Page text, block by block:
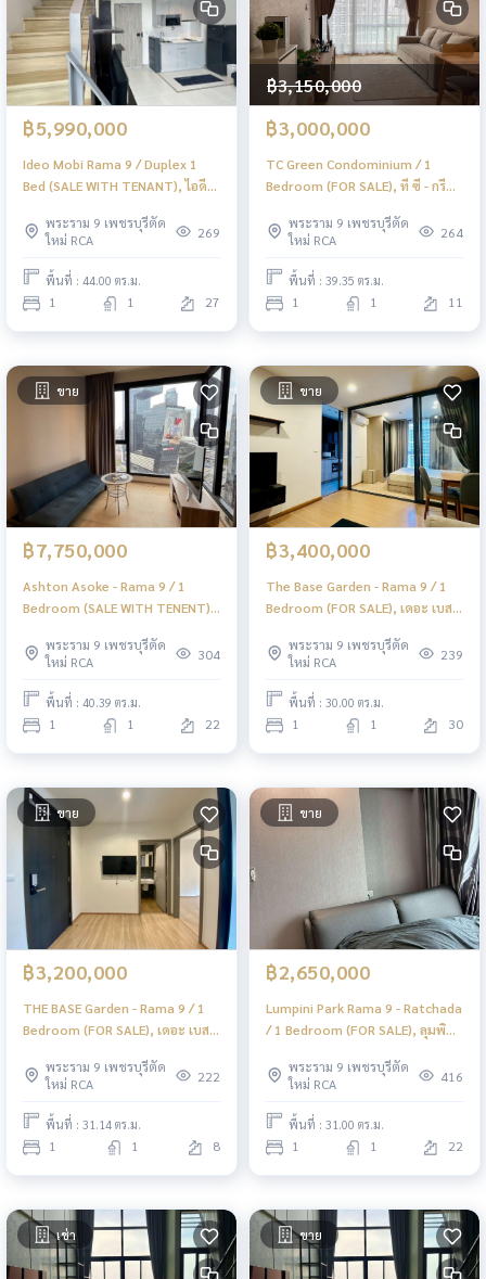
฿5,990,000
Ideo Mobi Rama 9 / Duplex 1
Bed (SALE WITH TENANT), ไอดีโอ
นอน (ขายพร้อมผู้เช่า) JSMN182
พระราม 9 เพชรบุรีตัด
ใหม่ RCA
269
พื้นที่ : 44.00 ตร.ม.
1 1 27
฿3,150,000
฿3,000,000
TC Green Condominium / 1
Bedroom (FOR SALE), ที ซี - กรีน
JSMN097
พระราม 9 เพชรบุรีตัด
ใหม่ RCA
264
พื้นที่ : 39.35 ตร.ม.
1 1 11
ขาย
฿7,750,000
Ashton Asoke - Rama 9 / 1
Bedroom (SALE WITH TENENT),
ผู้เช่า) JSMN040
พระราม 9 เพชรบุรีตัด
ใหม่ RCA
304
พื้นที่ : 40.39 ตร.ม.
1 1 22
ขาย
฿3,400,000
The Base Garden - Rama 9 / 1
Bedroom (FOR SALE), เดอะ เบส
(ขาย) JSMN103
พระราม 9 เพชรบุรีตัด
ใหม่ RCA
239
พื้นที่ : 30.00 ตร.ม.
1 1 30
ขาย
฿3,200,000
THE BASE Garden - Rama 9 / 1
Bedroom (FOR SALE), เดอะ เบส
(ขาย) JSMN102
พระราม 9 เพชรบุรีตัด
ใหม่ RCA
222
พื้นที่ : 31.14 ตร.ม.
1 1 8
ขาย
฿2,650,000
Lumpini Park Rama 9 - Ratchada
/ 1 Bedroom (FOR SALE), ลุมพินี
นอน (ขาย) JSMN285
พระราม 9 เพชรบุรีตัด
ใหม่ RCA
416
พื้นที่ : 31.00 ตร.ม.
1 1 22
เช่า ขาย